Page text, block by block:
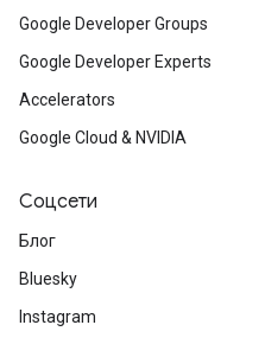
Google Developer Groups
Google Developer Experts
Accelerators
Google Cloud & NVIDIA
Соцсети
Блог
Bluesky
Instagram